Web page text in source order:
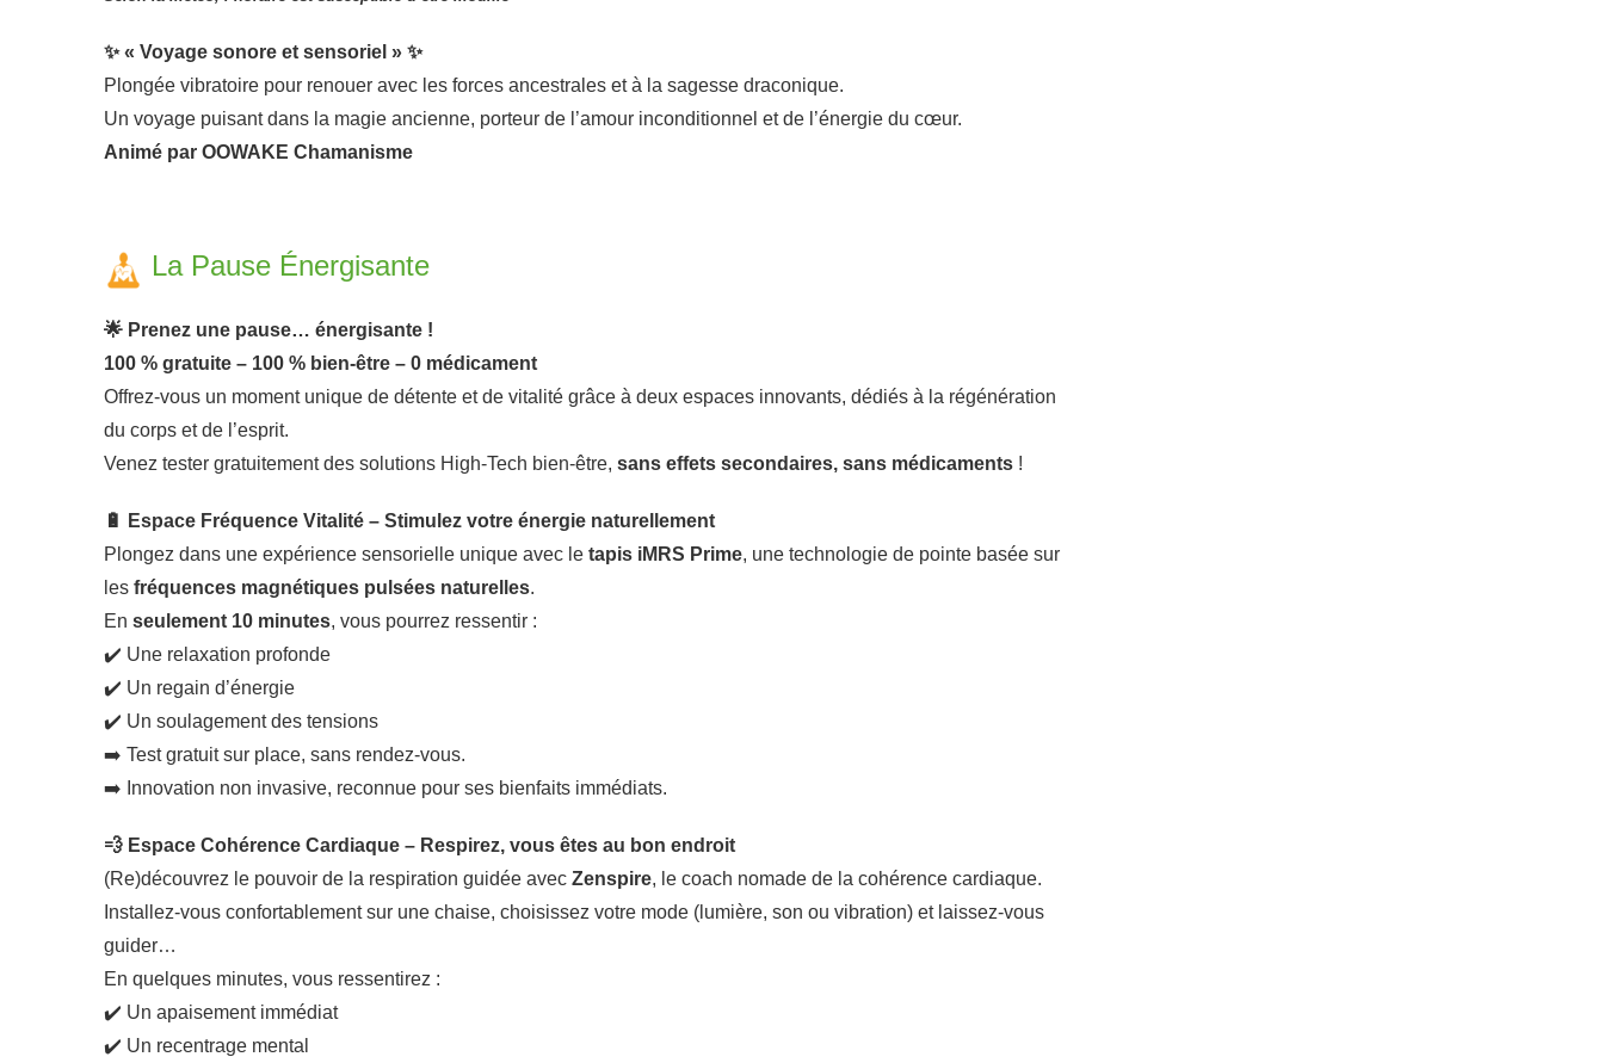
✨« Voyage sonore et sensoriel » ✨
Plongée vibratoire pour renouer avec les forces ancestrales et à la sagesse draconique.
Un voyage puisant dans la magie ancienne, porteur de l’amour inconditionnel et de l’énergie du cœur.
Animé par OOWAKE Chamanisme
La Pause Énergisante
🌟 Prenez une pause… énergisante !
100 % gratuite – 100 % bien-être – 0 médicament
Offrez-vous un moment unique de détente et de vitalité grâce à deux espaces innovants, dédiés à la régénération
du corps et de l’esprit.
Venez tester gratuitement des solutions High-Tech bien-être, sans effets secondaires, sans médicaments !
🔋 Espace Fréquence Vitalité – Stimulez votre énergie naturellement
Plongez dans une expérience sensorielle unique avec le tapis iMRS Prime, une technologie de pointe basée sur
les fréquences magnétiques pulsées naturelles.
En seulement 10 minutes, vous pourrez ressentir :
✔️ Une relaxation profonde
✔️ Un regain d’énergie
✔️ Un soulagement des tensions
➡️ Test gratuit sur place, sans rendez-vous.
➡️ Innovation non invasive, reconnue pour ses bienfaits immédiats.
💨 Espace Cohérence Cardiaque – Respirez, vous êtes au bon endroit
(Re)découvrez le pouvoir de la respiration guidée avec Zenspire, le coach nomade de la cohérence cardiaque.
Installez-vous confortablement sur une chaise, choisissez votre mode (lumière, son ou vibration) et laissez-vous
guider…
En quelques minutes, vous ressentirez :
✔️ Un apaisement immédiat
✔️ Un recentrage mental